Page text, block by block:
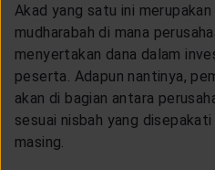
Akad yang satu ini
mudharabah di mana
menyertakan dana dalam
peserta. Adapun nantinya,
akan di bagian antara
sesuai nisbah yang
masing.